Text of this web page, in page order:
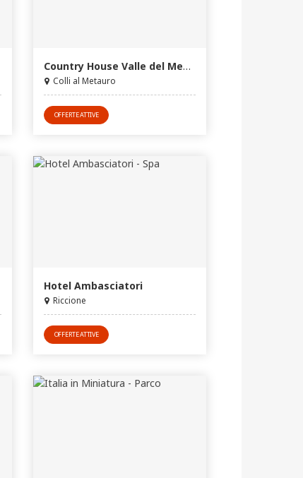
Country House Valle del Metauro Green Wellness Resort
Colli al Metauro
OFFERTE ATTIVE
Hotel Ambasciatori
Riccione
OFFERTE ATTIVE